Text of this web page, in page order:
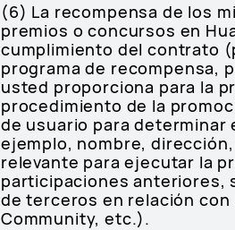
(6) La recompensa de los
premios o concursos en
cumplimiento del contrato
programa de recompensa,
usted proporciona para la
procedimiento de la
de usuario para
ejemplo, nombre,
relevante para ejecutar la
participaciones anteriores,
de terceros en relación
Community, etc.).